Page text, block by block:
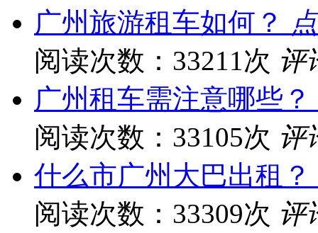
广州旅游租车如何？
阅读次数：33211次 评
广州租车需注意哪些？
阅读次数：33105次 评
什么市广州大巴出租？
阅读次数：33309次 评